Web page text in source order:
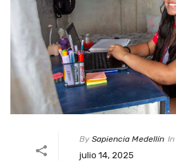
By Sapiencia Medellín In
julio 14, 2025